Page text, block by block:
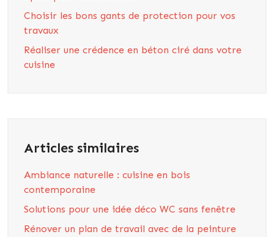
Choisir les bons gants de protection pour vos
travaux
Réaliser une crédence en béton ciré dans votre
cuisine
Articles similaires
Ambiance naturelle : cuisine en bois
contemporaine
Solutions pour une idée déco WC sans fenêtre
Rénover un plan de travail avec de la peinture